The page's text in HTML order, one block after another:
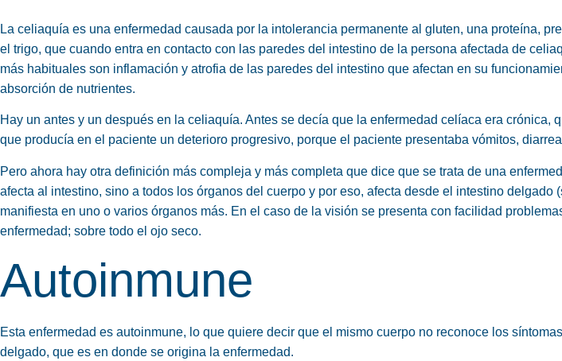
La celiaquía es una enfermedad causada por la intolerancia permanente al gluten, una proteína,
el trigo, que cuando entra en contacto con las paredes del intestino de la persona afectada de
más habituales son inflamación y atrofia de las paredes del intestino que afectan en su
absorción de nutrientes.
Hay un antes y un después en la celiaquía. Antes se decía que la enfermedad celíaca era crónica,
que producía en el paciente un deterioro progresivo, porque el paciente presentaba vómitos,
Pero ahora hay otra definición más compleja y más completa que dice que se trata de una
afecta al intestino, sino a todos los órganos del cuerpo y por eso, afecta desde el intestino delgado
manifiesta en uno o varios órganos más. En el caso de la visión se presenta con facilidad
enfermedad; sobre todo el ojo seco.
Autoinmune
Esta enfermedad es autoinmune, lo que quiere decir que el mismo cuerpo no reconoce los
delgado, que es en donde se origina la enfermedad.